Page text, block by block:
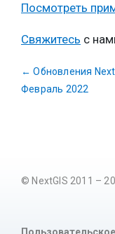
Посмотреть
Свяжитесь с
← Обновления
Февраль 2022
© NextGIS 2011 –